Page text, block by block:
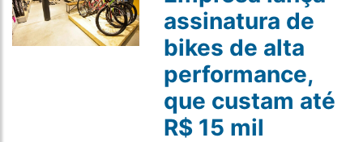
assinatura de
bikes de alta
performance,
que custam até
R$ 15 mil